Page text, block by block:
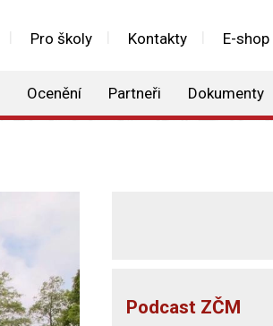
Pro školy Kontakty E-shop
Ocenění Partneři Dokumenty
Podcast ZČM